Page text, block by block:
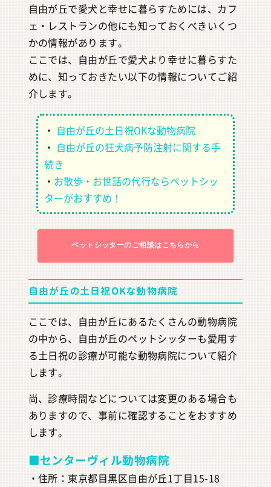
自由が丘で愛犬と幸せに暮らすためには、カフ
ェ・レストランの他にも知っておくべきいくつ
かの情報があります。
ここでは、自由が丘で愛犬より幸せに暮らすた
めに、知っておきたい以下の情報についてご紹
介します。
・ 自由が丘の土日祝OKな動物病院
・ 自由が丘の狂犬病予防注射に関する手
続き
・ お散歩・お世話の代行ならペットシッ
ターがおすすめ！
ペットシッターのご相談はこちらから
自由が丘の土日祝OKな動物病院
ここでは、自由が丘にあるたくさんの動物病院
の中から、自由が丘のペットシッターも愛用す
る土日祝の診療が可能な動物病院について紹介
します。
尚、診療時間などについては変更のある場合も
ありますので、事前に確認することをおすすめ
します。
■センターヴィル動物病院
・住所：東京都目黒区自由が丘1丁目15-18